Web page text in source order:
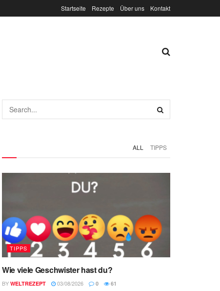
Startseite Rezepte Über uns Kontakt
ALL TIPPS
TIPPS
Wie viele Geschwister hast du?
BY WELTREZEPT 03/08/2026 0 61